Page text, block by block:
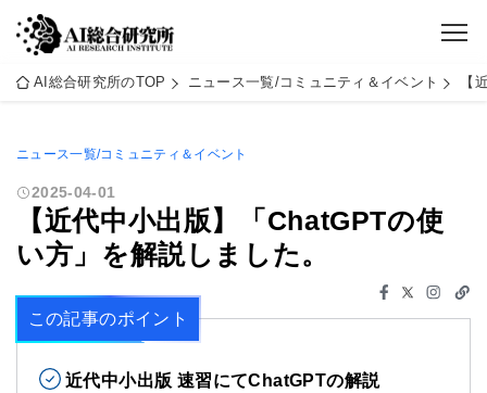
AI総合研究所のTOP ニュース一覧/コミュニティ＆イベント 【
ニュース一覧/コミュニティ＆イベント
2025-04-01
【近代中小出版】「ChatGPTの使
い方」を解説しました。
この記事のポイント
近代中小出版 速習にてChatGPTの解説